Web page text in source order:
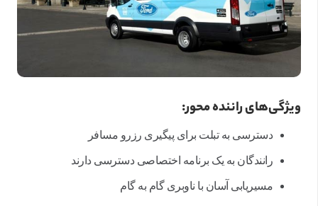
ویژگی‌های راننده محور:
دسترسی به تبلت برای پیگیری رزرو مسافر
رانندگان به یک برنامه اختصاصی دسترسی دارند
مسیریابی آسان با ناوبری گام به گام